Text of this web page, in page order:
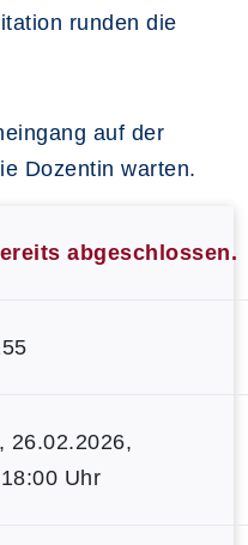
runden die
auf der
Dozentin warten.
abgeschlossen.
, 26.02.2026,
Uhr